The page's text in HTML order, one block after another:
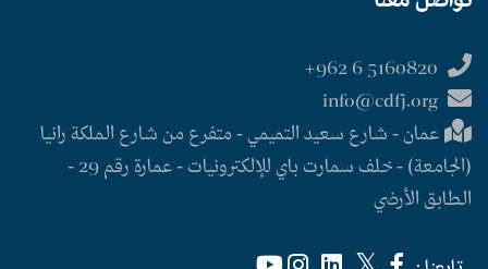
عمان - شارع سعيد التميمي - متفرع من شارع الملكة رانيا
(الجامعة) - خلف سمارت باي للإلكترونيات - عمارة رقم 29 -
الطابق الأرضي